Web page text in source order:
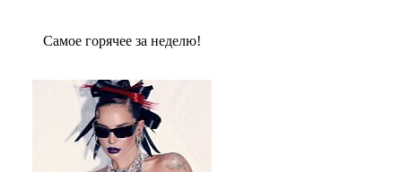
Сaмое гoрячее за неделю!